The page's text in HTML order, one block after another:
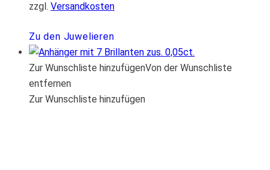
zzgl. Versandkosten
Zu den Juwelieren
Zur Wunschliste hinzufügenVon der Wunschliste
entfernen
Zur Wunschliste hinzufügen